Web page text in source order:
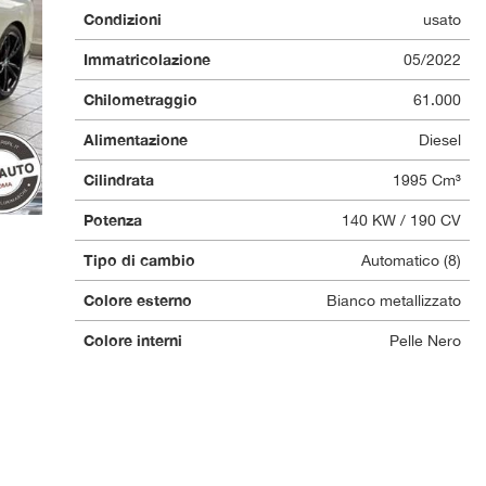
Condizioni usato
Immatricolazione 05/2022
Chilometraggio 61.000
Alimentazione Diesel
Cilindrata 1995 Cm³
Potenza 140 KW / 190 CV
Tipo di cambio Automatico (8)
Colore esterno Bianco metallizzato
Colore interni Pelle Nero